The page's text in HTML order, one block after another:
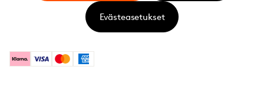
KlarnaVisa MastercardAmerican Express
Evästeasetukset